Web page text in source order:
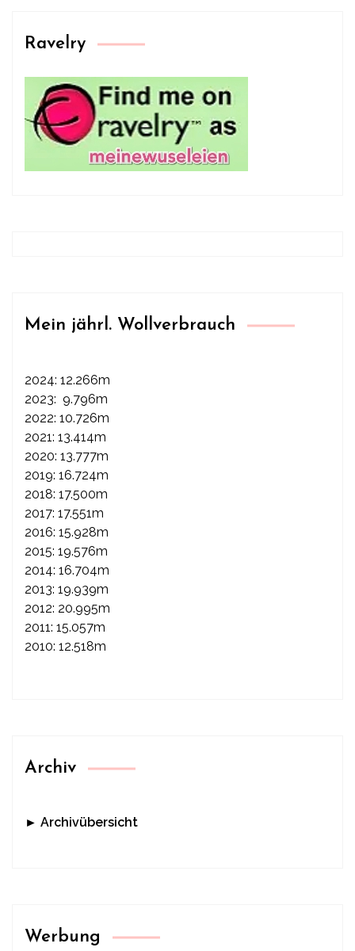
Ravelry
Mein jährl. Wollverbrauch
2024: 12.266m
2023: 9.796m
2022: 10.726m
2021: 13.414m
2020: 13.777m
2019: 16.724m
2018: 17.500m
2017: 17.551m
2016: 15.928m
2015: 19.576m
2014: 16.704m
2013: 19.939m
2012: 20.995m
2011: 15.057m
2010: 12.518m
Archiv
► Archivübersicht
Werbung